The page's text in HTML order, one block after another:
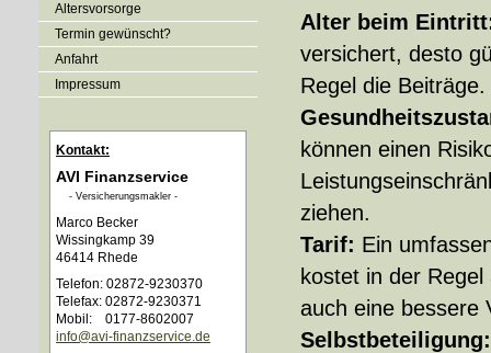
Alters­vorsorge
Termin gewünscht?
Anfahrt
Impressum
Kontakt:
AVI Finanzservice
- Ver­sicherungs­makler -
Marco Becker
Wissingkamp 39
46414 Rhede
Telefon: 02872-9230370
Telefax: 02872-9230371
Mobil: 0177-8602007
info@avi-finanzservice.de
Alter beim
versichert, desto
Regel die Beiträge.
können einen
ziehen.
Tarif: Ein
kostet in der
auch eine bessere